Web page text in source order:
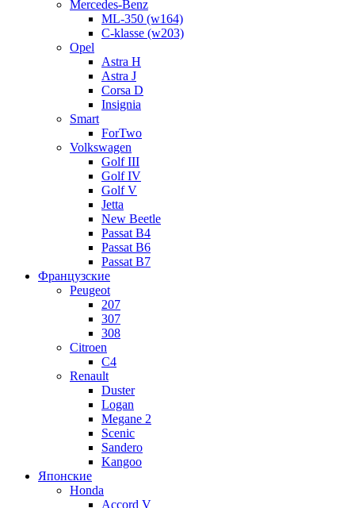
Mercedes-Benz
ML-350 (w164)
C-klasse (w203)
Opel
Astra H
Astra J
Corsa D
Insignia
Smart
ForTwo
Volkswagen
Golf III
Golf IV
Golf V
Jetta
New Beetle
Passat B4
Passat B6
Passat B7
Французские
Peugeot
207
307
308
Citroen
C4
Renault
Duster
Logan
Megane 2
Scenic
Sandero
Kangoo
Японские
Honda
Accord V